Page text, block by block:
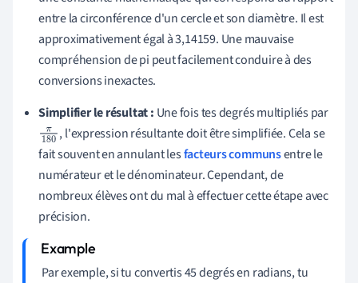
entre la circonférence d'un cercle et son diamètre. Il est
approximativement égal à 3,14159. Une mauvaise
compréhension de pi peut facilement conduire à des
conversions inexactes.
Simplifier le résultat : Une fois tes degrés multipliés par
π18
0
, l'expression résultante doit être simplifiée. Cela se
fait souvent en annulant lesfacteurs communsentre le
numérateur et le dénominateur. Cependant, de
nombreux élèves ont du mal à effectuer cette étape avec
précision.
Par exemple, si tu convertis 45 degrés en radians, tu